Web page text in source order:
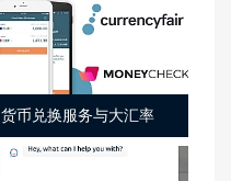
货币兑换服务与大汇率